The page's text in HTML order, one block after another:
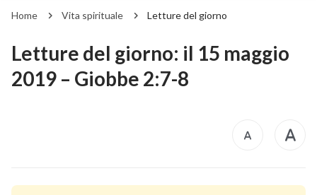
Home Vita spirituale Letture del giorno
Letture del giorno: il 15 maggio
2019 – Giobbe 2:7-8